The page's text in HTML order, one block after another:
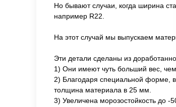
Но бывают случаи, когда ширина
например R22.
На этот случай мы выпускаем
Эти детали сделаны из
1) Они имеют чуть больший вес,
2) Благодаря специальной форме,
толщина материала в 25 мм.
3) Увеличена морозостойкость до -